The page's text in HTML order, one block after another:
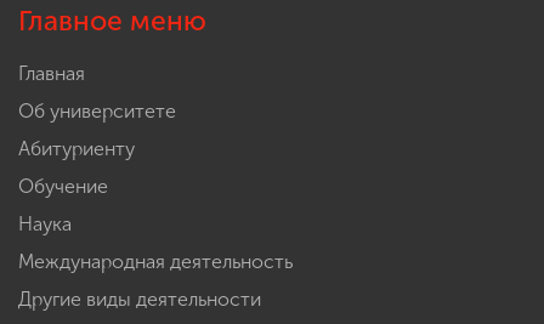
Главное меню
Главная
Об университете
Абитуриенту
Обучение
Наука
Международная деятельность
Другие виды деятельности